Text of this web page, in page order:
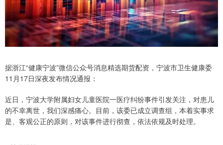
据浙江“健康宁波”微信公众号消息精选期货配资，宁波市卫生健康委
11月17日深夜发布情况通报：
近日，宁波大学附属妇女儿童医院一医疗纠纷事件引发关注，对患儿
的不幸离世，我们深感痛心。目前，该委已成立调查组，本着实事求
是、客观公正的原则，对该事件进行彻查，依法依规及时处理。